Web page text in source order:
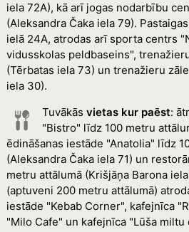
iela 72A), kā arī jogas nodarbību
(Aleksandra Čaka iela 79).
ielā 24A, atrodas arī sporta centrs
vidusskolas peldbaseins",
(Tērbatas iela 73) un trenažieru
iela 30).
Tuvākās vietas kur paēst:
"Bistro" līdz 100 metru
ēdināšanas iestāde "Anatolia" līdz
(Aleksandra Čaka iela 71) un
metru attālumā (Krišjāņa Barona
(aptuveni 200 metru attālumā)
iestāde "Kebab Corner", kafejnīca
"Milo Cafe" un kafejnīca "Lūša miltu